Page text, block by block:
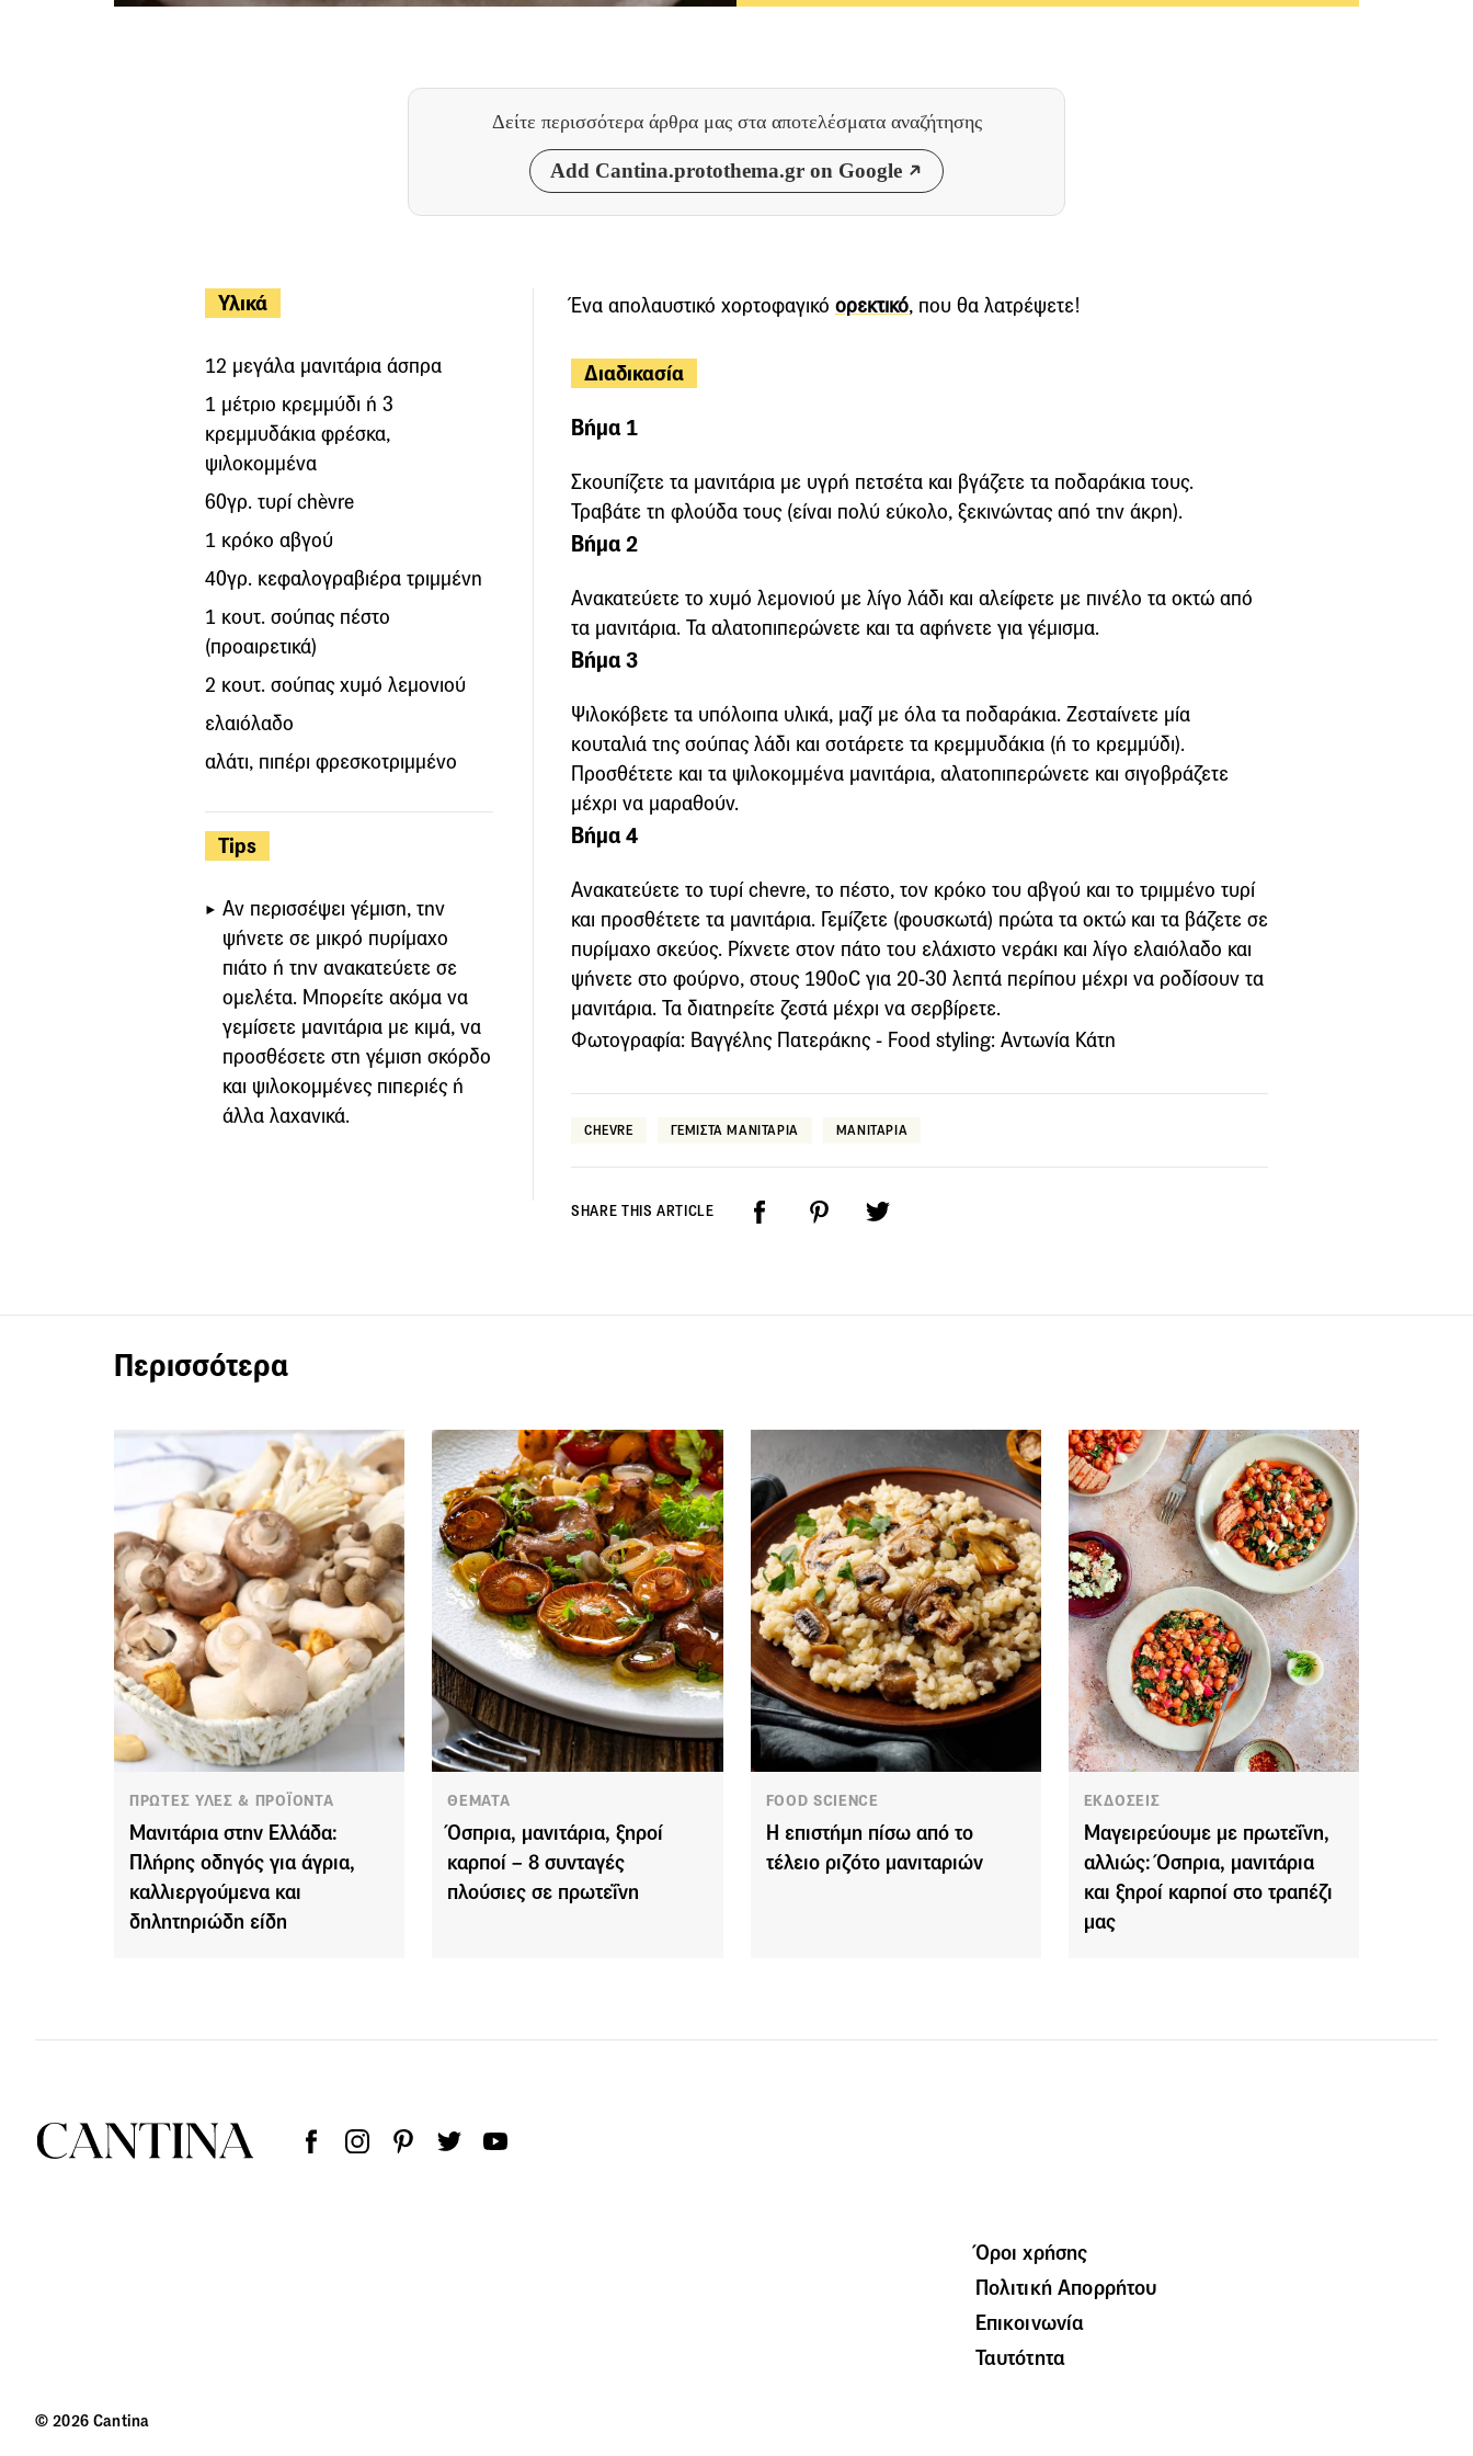
Δείτε περισσότερα άρθρα μας στα αποτελέσματα αναζήτησης
Add Cantina.protothema.gr on Google
Υλικά
12 μεγάλα μανιτάρια άσπρα
1 μέτριο κρεμμύδι ή 3
κρεμμυδάκια φρέσκα,
ψιλοκομμένα
60γρ. τυρί chèvre
1 κρόκο αβγού
40γρ. κεφαλογραβιέρα τριμμένη
1 κουτ. σούπας πέστο
(προαιρετικά)
2 κουτ. σούπας χυμό λεμονιού
ελαιόλαδο
αλάτι, πιπέρι φρεσκοτριμμένο
Tips
Αν περισσέψει γέμιση, την
ψήνετε σε μικρό πυρίμαχο
πιάτο ή την ανακατεύετε σε
ομελέτα. Μπορείτε ακόμα να
γεμίσετε μανιτάρια με κιμά, να
προσθέσετε στη γέμιση σκόρδο
και ψιλοκομμένες πιπεριές ή
άλλα λαχανικά.
Ένα απολαυστικό χορτοφαγικό ορεκτικό, που θα λατρέψετε!
Διαδικασία
Βήμα 1
Σκουπίζετε τα μανιτάρια με υγρή πετσέτα και βγάζετε τα ποδαράκια τους.
Τραβάτε τη φλούδα τους (είναι πολύ εύκολο, ξεκινώντας από την άκρη).
Βήμα 2
Ανακατεύετε το χυμό λεμονιού με λίγο λάδι και αλείφετε με πινέλο τα οκτώ από
τα μανιτάρια. Τα αλατοπιπερώνετε και τα αφήνετε για γέμισμα.
Βήμα 3
Ψιλοκόβετε τα υπόλοιπα υλικά, μαζί με όλα τα ποδαράκια. Ζεσταίνετε μία
κουταλιά της σούπας λάδι και σοτάρετε τα κρεμμυδάκια (ή το κρεμμύδι).
Προσθέτετε και τα ψιλοκομμένα μανιτάρια, αλατοπιπερώνετε και σιγοβράζετε
μέχρι να μαραθούν.
Βήμα 4
Ανακατεύετε το τυρί chevre, το πέστο, τον κρόκο του αβγού και το τριμμένο τυρί
και προσθέτετε τα μανιτάρια. Γεμίζετε (φουσκωτά) πρώτα τα οκτώ και τα βάζετε σε
πυρίμαχο σκεύος. Ρίχνετε στον πάτο του ελάχιστο νεράκι και λίγο ελαιόλαδο και
ψήνετε στο φούρνο, στους 190oC για 20-30 λεπτά περίπου μέχρι να ροδίσουν τα
μανιτάρια. Τα διατηρείτε ζεστά μέχρι να σερβίρετε.
Φωτογραφία: Βαγγέλης Πατεράκης - Food styling: Αντωνία Κάτη
CHEVRE ΓΕΜΙΣΤΑ ΜΑΝΙΤΑΡΙΑ ΜΑΝΙΤΑΡΙΑ
SHARE THIS ARTICLE
Περισσότερα
ΠΡΩΤΕΣ ΥΛΕΣ & ΠΡΟΪΟΝΤΑ
Μανιτάρια στην Ελλάδα:
Πλήρης οδηγός για άγρια,
καλλιεργούμενα και
δηλητηριώδη είδη
ΘΕΜΑΤΑ
Όσπρια, μανιτάρια, ξηροί
καρποί – 8 συνταγές
πλούσιες σε πρωτεΐνη
FOOD SCIENCE
Η επιστήμη πίσω από το
τέλειο ριζότο μανιταριών
ΕΚΔΟΣΕΙΣ
Μαγειρεύουμε με πρωτεΐνη,
αλλιώς: Όσπρια, μανιτάρια
και ξηροί καρποί στο τραπέζι
μας
Όροι χρήσης
Πολιτική Απορρήτου
Επικοινωνία
Ταυτότητα
© 2026 Cantina